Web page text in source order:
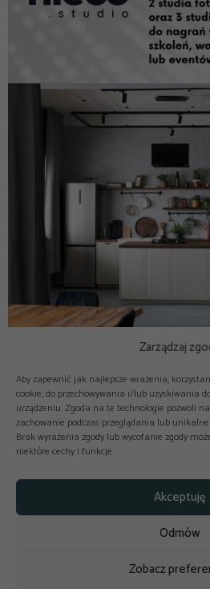
Zarządzaj
Aby zapewnić jak najlepsze wrażenia,
cookie, do przechowywania i/lub uzyskiwania
urządzeniu. Zgoda na te technologie pozwoli
zachowanie podczas przeglądania lub
Brak wyrażenia zgody lub wycofanie zgody
niektóre cechy i funkcje.
Akceptuję
Odmów
Zobacz
Copyright © 2025-2026
Polityka prywatności
Regulamin
Reklama
Polityka cookies